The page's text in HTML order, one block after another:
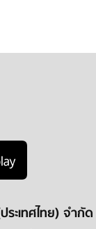
ะเทศไทย) จำกัด